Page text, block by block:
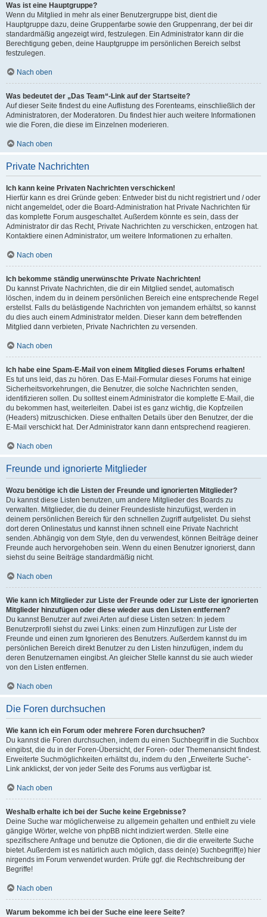
Was ist eine Hauptgruppe?
Wenn du Mitglied in mehr als einer Benutzergruppe bist, dient die
Hauptgruppe dazu, deine Gruppenfarbe sowie den Gruppenrang, der bei dir
standardmäßig angezeigt wird, festzulegen. Ein Administrator kann dir die
Berechtigung geben, deine Hauptgruppe im persönlichen Bereich selbst
festzulegen.
Nach oben
Was bedeutet der „Das Team“-Link auf der Startseite?
Auf dieser Seite findest du eine Auflistung des Forenteams, einschließlich der
Administratoren, der Moderatoren. Du findest hier auch weitere Informationen
wie die Foren, die diese im Einzelnen moderieren.
Nach oben
Private Nachrichten
Ich kann keine Privaten Nachrichten verschicken!
Hierfür kann es drei Gründe geben: Entweder bist du nicht registriert und / oder
nicht angemeldet, oder die Board-Administration hat Private Nachrichten für
das komplette Forum ausgeschaltet. Außerdem könnte es sein, dass der
Administrator dir das Recht, Private Nachrichten zu verschicken, entzogen hat.
Kontaktiere einen Administrator, um weitere Informationen zu erhalten.
Nach oben
Ich bekomme ständig unerwünschte Private Nachrichten!
Du kannst Private Nachrichten, die dir ein Mitglied sendet, automatisch
löschen, indem du in deinem persönlichen Bereich eine entsprechende Regel
erstellst. Falls du belästigende Nachrichten von jemandem erhältst, so kannst
du dies auch einem Administrator melden. Dieser kann dem betreffenden
Mitglied dann verbieten, Private Nachrichten zu versenden.
Nach oben
Ich habe eine Spam-E-Mail von einem Mitglied dieses Forums erhalten!
Es tut uns leid, das zu hören. Das E-Mail-Formular dieses Forums hat einige
Sicherheitsvorkehrungen, die Benutzer, die solche Nachrichten senden,
identifizieren sollen. Du solltest einem Administrator die komplette E-Mail, die
du bekommen hast, weiterleiten. Dabei ist es ganz wichtig, die Kopfzeilen
(Headers) mitzuschicken. Diese enthalten Details über den Benutzer, der die
E-Mail verschickt hat. Der Administrator kann dann entsprechend reagieren.
Nach oben
Freunde und ignorierte Mitglieder
Wozu benötige ich die Listen der Freunde und ignorierten Mitglieder?
Du kannst diese Listen benutzen, um andere Mitglieder des Boards zu
verwalten. Mitglieder, die du deiner Freundesliste hinzufügst, werden in
deinem persönlichen Bereich für den schnellen Zugriff aufgelistet. Du siehst
dort deren Onlinestatus und kannst ihnen schnell eine Private Nachricht
senden. Abhängig von dem Style, den du verwendest, können Beiträge deiner
Freunde auch hervorgehoben sein. Wenn du einen Benutzer ignorierst, dann
siehst du seine Beiträge standardmäßig nicht.
Nach oben
Wie kann ich Mitglieder zur Liste der Freunde oder zur Liste der ignorierten
Mitglieder hinzufügen oder diese wieder aus den Listen entfernen?
Du kannst Benutzer auf zwei Arten auf diese Listen setzen: In jedem
Benutzerprofil siehst du zwei Links: einen zum Hinzufügen zur Liste der
Freunde und einen zum Ignorieren des Benutzers. Außerdem kannst du im
persönlichen Bereich direkt Benutzer zu den Listen hinzufügen, indem du
deren Benutzernamen eingibst. An gleicher Stelle kannst du sie auch wieder
von den Listen entfernen.
Nach oben
Die Foren durchsuchen
Wie kann ich ein Forum oder mehrere Foren durchsuchen?
Du kannst die Foren durchsuchen, indem du einen Suchbegriff in die Suchbox
eingibst, die du in der Foren-Übersicht, der Foren- oder Themenansicht findest.
Erweiterte Suchmöglichkeiten erhältst du, indem du den „Erweiterte Suche“-
Link anklickst, der von jeder Seite des Forums aus verfügbar ist.
Nach oben
Weshalb erhalte ich bei der Suche keine Ergebnisse?
Deine Suche war möglicherweise zu allgemein gehalten und enthielt zu viele
gängige Wörter, welche von phpBB nicht indiziert werden. Stelle eine
spezifischere Anfrage und benutze die Optionen, die dir die erweiterte Suche
bietet. Außerdem ist es natürlich auch möglich, dass dein(e) Suchbegriff(e) hier
nirgends im Forum verwendet wurden. Prüfe ggf. die Rechtschreibung der
Begriffe!
Nach oben
Warum bekomme ich bei der Suche eine leere Seite?